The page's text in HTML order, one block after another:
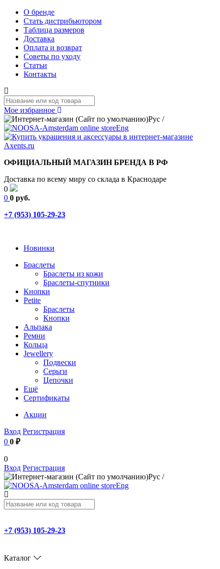
О бренде
Стать дистрибьютором
Таблица размеров
Доставка
Оплата и возврат
Советы по уходу
Статьи
Контакты
Мое избранное
Рус /
Eng
ОФИЦИАЛЬНЫЙ МАГАЗИН БРЕНДА В РФ
Доставка по всему миру со склада в Краснодаре
0
0 0 руб.
+7 (953) 105-29-23
Новинки
Браслеты
Браслеты из кожи
Браслеты-спутники
Кнопки
Petite
Браслеты
Кнопки
Альпака
Ремни
Кольца
Jewellery
Подвески
Серьги
Цепочки
Ещё
Сертификаты
Акции
Вход Регистрация
0 0 ₽
0
Вход Регистрация
Рус /
Eng
+7 (953) 105-29-23
Каталог